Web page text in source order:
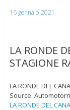
16 gennaio 2021
LA RONDE
STAGIONE
LA RONDE DEL
Source:
LA RONDE DEL